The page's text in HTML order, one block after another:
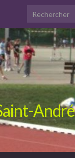
Search for:
André